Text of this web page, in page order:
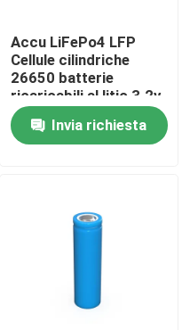
Accu LiFePo4 LFP
Cellule cilindriche
26650 batterie
ricaricabili al litio 3.2v
2500mah 2800mah
3400mahInvia richiesta